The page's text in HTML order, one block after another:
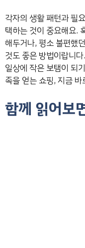
각자의 생활 패턴과 필
택하는 것이 중요해요.
해두거나, 평소 불편했
것도 좋은 방법이랍니
일상에 작은 보탬이 되
족을 얻는 쇼핑, 지금
함께 읽어보